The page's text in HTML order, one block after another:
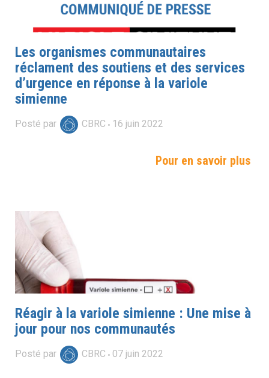
Les organismes communautaires
réclament des soutiens et des services
d’urgence en réponse à la variole
simienne
Posté par CBRC 16 juin 2022
Pour en savoir plus
Réagir à la variole simienne : Une mise à
jour pour nos communautés
Posté par CBRC 07 juin 2022